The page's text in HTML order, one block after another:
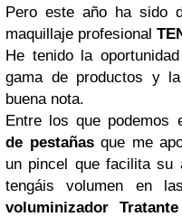
Pero este año ha sido
maquillaje profesional
He tenido la
gama de productos y
buena nota.
Entre los que podemos
de pestañasque me
un pincel que facilita su
tengáis volumen en
voluminizador Tratante